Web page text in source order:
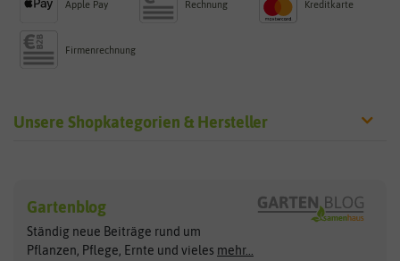
Apple Pay Rechnung Kreditkarte
Firmenrechnung
Unsere Shopkategorien & Hersteller
Exotische Samen
Gemüsesamen
Gründünger
Arche Noah
ASB Greenworld
Clever Pots
COMPO
Gartenblog
Ständig neue Beiträge rund um
Pflanzen, Pflege, Ernte und vieles mehr...